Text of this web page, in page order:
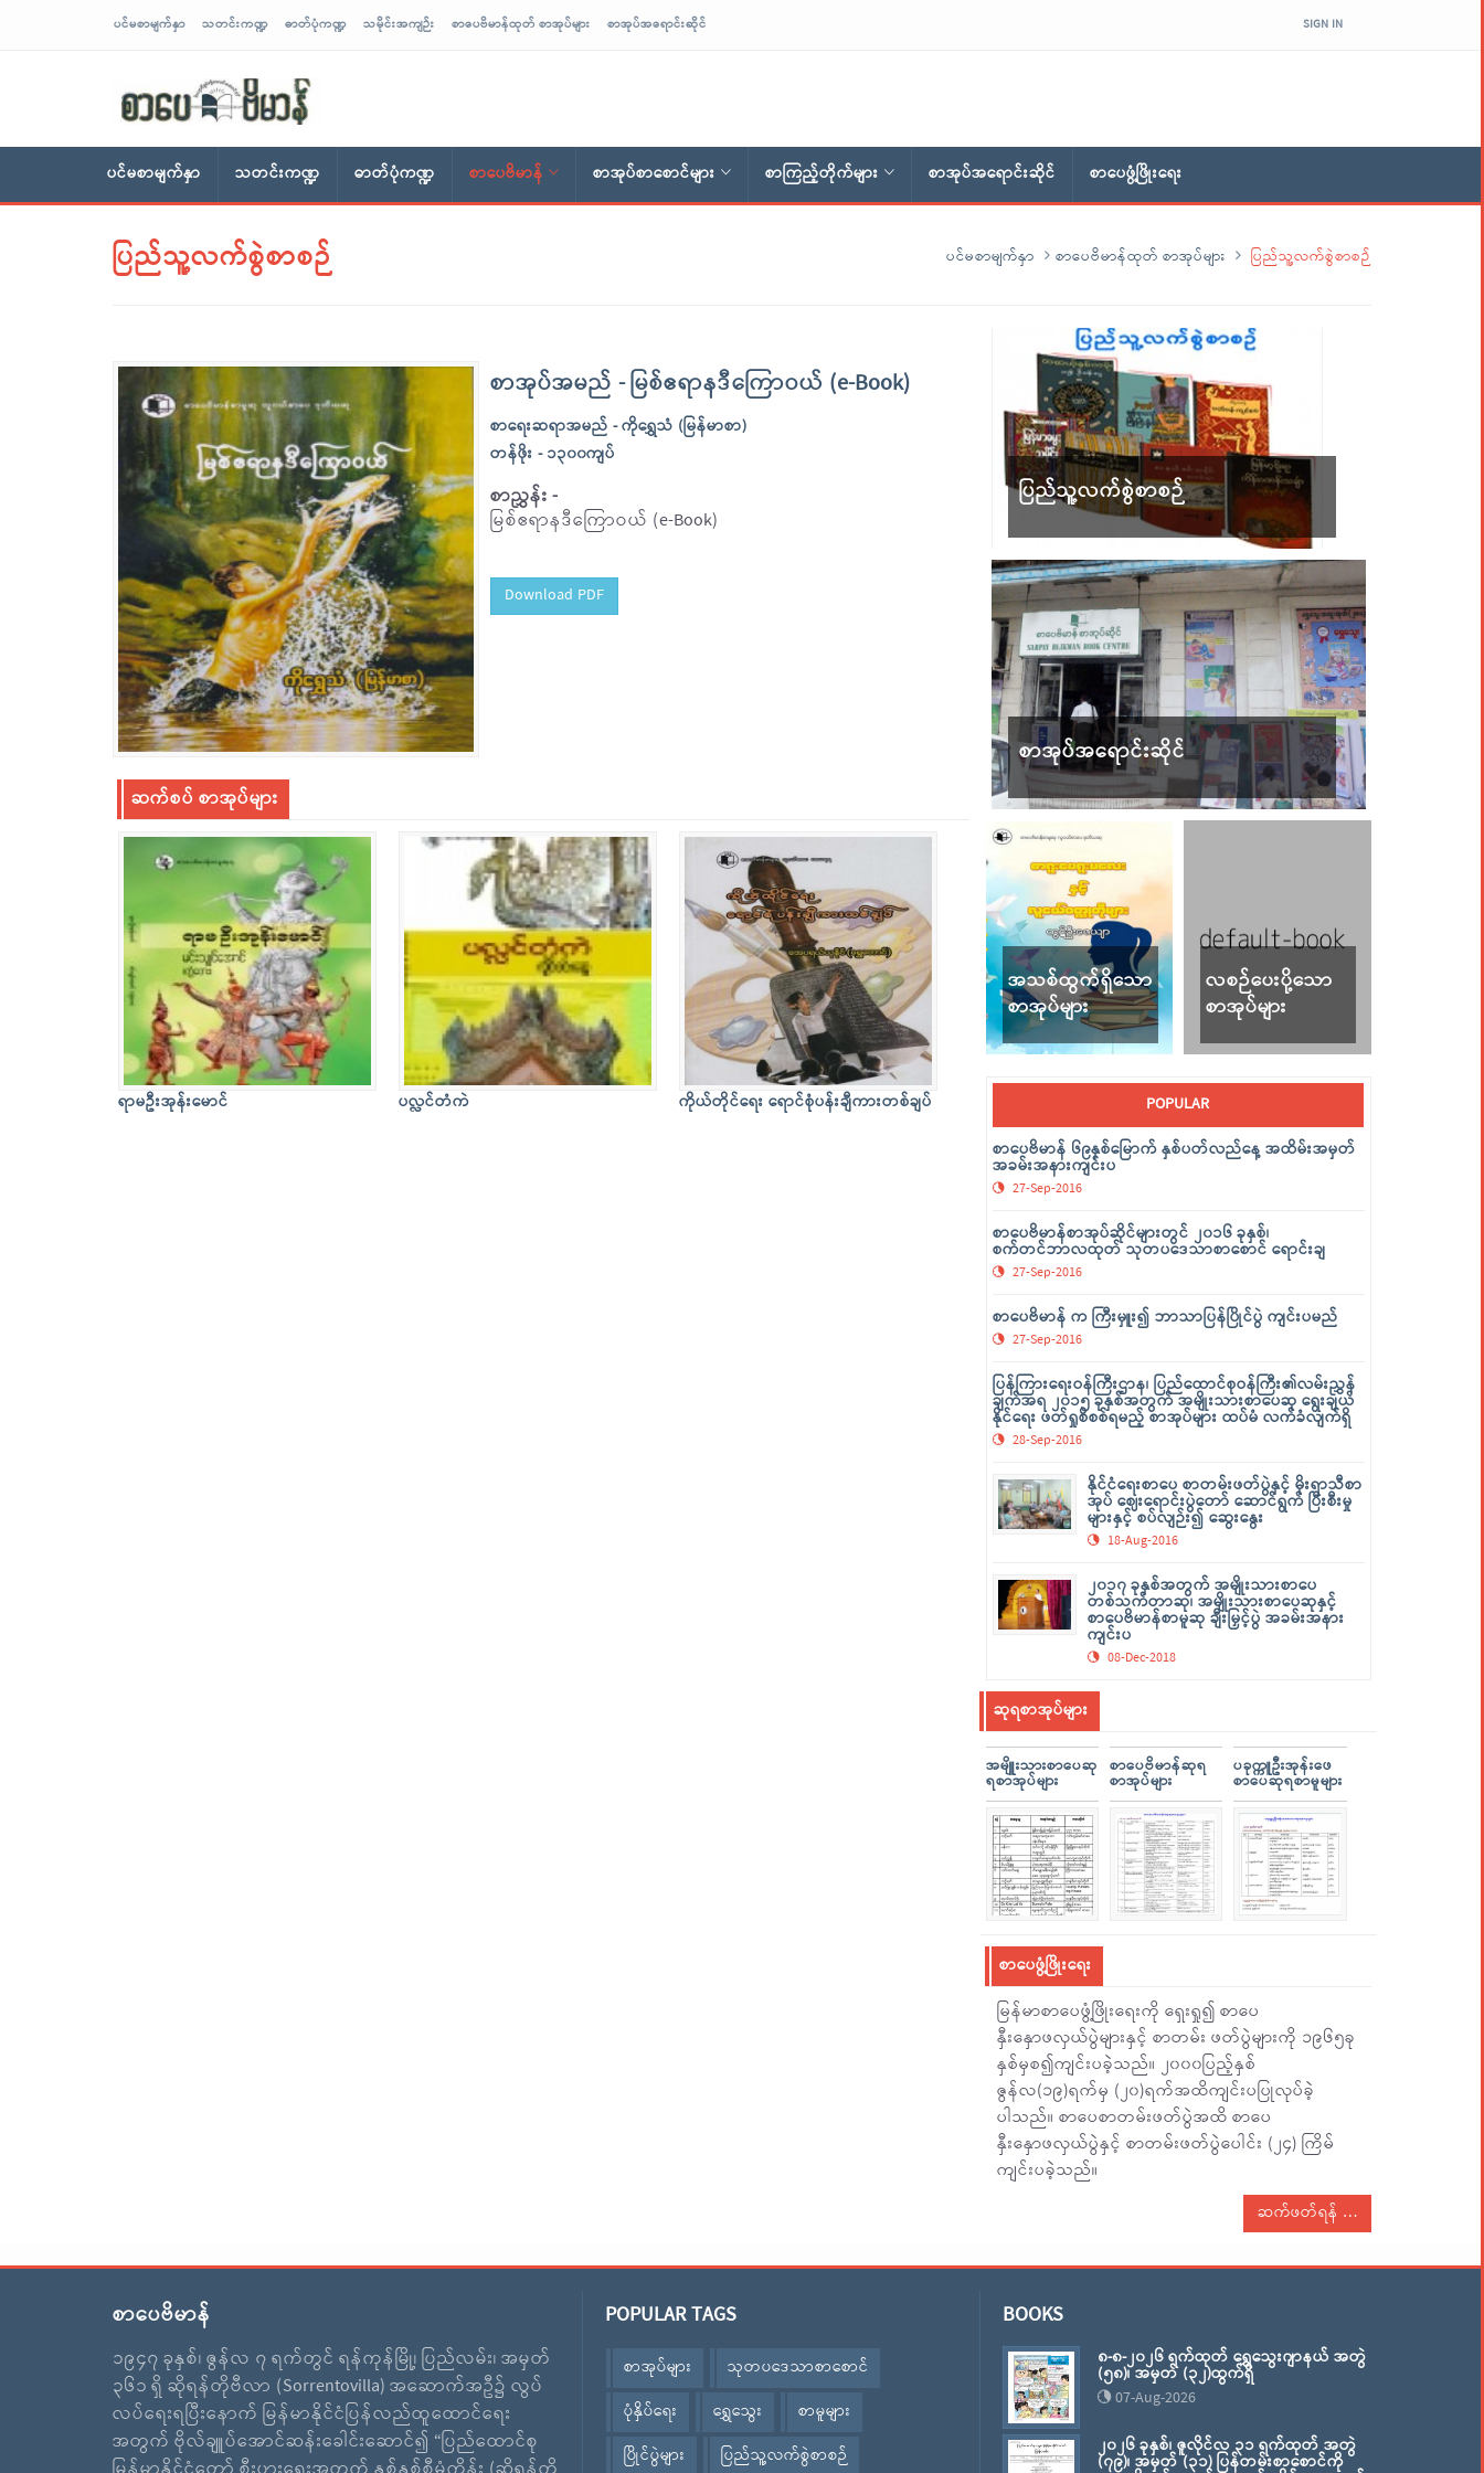
ပင်မစာမျက်နှာ သတင်းကဏ္ဍ ဓာတ်ပုံကဏ္ဍ သမိုင်းအကျဉ်း စာပေဗိမာန်ထုတ် စာအုပ်များ စာအုပ်အရောင်းဆိုင် SIGN IN
ပင်မစာမျက်နှာ သတင်းကဏ္ဍ ဓာတ်ပုံကဏ္ဍ စာပေဗိမာန် စာအုပ်စာစောင်များ စာကြည့်တိုက်များ စာအုပ်အရောင်းဆိုင် စာပေဖွံ့ဖြိုးရေး
ပြည်သူ့လက်စွဲစာစဉ် ပင်မစာမျက်နှာ စာပေဗိမာန်ထုတ် စာအုပ်များ ပြည်သူ့လက်စွဲစာစဉ်
စာအုပ်အမည် - မြစ်ဧရာနဒီကြောဝယ် (e-Book)
စာရေးဆရာအမည် - ကိုရွှေသံ (မြန်မာစာ)
တန်ဖိုး - ၁၃၀၀ကျပ်
စာညွှန်း -
မြစ်ဧရာနဒီကြောဝယ် (e-Book)
Download PDF
ဆက်စပ် စာအုပ်များ
ရာမဦးအုန်းမောင် ပလ္လင်တံကဲ ကိုယ်တိုင်ရေး ရောင်စုံပန်းချီကားတစ်ချပ်
ပြည်သူ့လက်စွဲစာစဉ်
စာအုပ်အရောင်းဆိုင်
အသစ်ထွက်ရှိသော
စာအုပ်များ
လစဉ်ပေးပို့သော
စာအုပ်များ
POPULAR
စာပေဗိမာန် ၆၉နှစ်မြောက် နှစ်ပတ်လည်နေ့ အထိမ်းအမှတ်
အခမ်းအနားကျင်းပ
27-Sep-2016
စာပေဗိမာန်စာအုပ်ဆိုင်များတွင် ၂၀၁၆ ခုနှစ်၊
စက်တင်ဘာလထုတ် သုတပဒေသာစာစောင် ရောင်းချ
27-Sep-2016
စာပေဗိမာန် က ကြီးမှူး၍ ဘာသာပြန်ပြိုင်ပွဲ ကျင်းပမည်
27-Sep-2016
ပြန်ကြားရေးဝန်ကြီးဌာန၊ ပြည်ထောင်စုဝန်ကြီး၏လမ်းညွှန်
ချက်အရ ၂၀၁၅ ခုနှစ်အတွက် အမျိုးသားစာပေဆု ရွေးချယ်
နိုင်ရေး ဖတ်ရှုစိစစ်ရမည့် စာအုပ်များ ထပ်မံ လက်ခံလျက်ရှိ
28-Sep-2016
နိုင်ငံရေးစာပေ စာတမ်းဖတ်ပွဲနှင့် မိုးရာသီစာ
အုပ် ဈေးရောင်းပွဲတော် ဆောင်ရွက် ပြီးစီးမှု
များနှင့် စပ်လျဉ်း၍ ဆွေးနွေး
18-Aug-2016
၂၀၁၇ ခုနှစ်အတွက် အမျိုးသားစာပေ
တစ်သက်တာဆု၊ အမျိုးသားစာပေဆုနှင့်
စာပေဗိမာန်စာမူဆု ချီးမြှင့်ပွဲ အခမ်းအနား
ကျင်းပ
08-Dec-2018
ဆုရစာအုပ်များ
အမျိူးသားစာပေဆု
ရစာအုပ်များ
စာပေဗိမာန်ဆုရ
စာအုပ်များ
ပခုက္ကူဦးအုန်းဖေ
စာပေဆုရစာမူများ
စာပေဖွံ့ဖြိုးရေး
မြန်မာစာပေဖွံ့ဖြိုးရေးကို ရှေးရှု၍ စာပေ
နှီးနှောဖလှယ်ပွဲများနှင့် စာတမ်း ဖတ်ပွဲများကို ၁၉၆၅ခု
နှစ်မှစ၍ကျင်းပခဲ့သည်။ ၂၀၀၀ပြည့်နှစ်
ဇွန်လ(၁၉)ရက်မှ (၂၀)ရက်အထိကျင်းပပြုလုပ်ခဲ့
ပါသည်။ စာပေစာတမ်းဖတ်ပွဲအထိ စာပေ
နှီးနှောဖလှယ်ပွဲနှင့် စာတမ်းဖတ်ပွဲပေါင်း (၂၄) ကြိမ်
ကျင်းပခဲ့သည်။
ဆက်ဖတ်ရန်
စာပေဗိမာန်
၁၉၄၇ ခုနှစ်၊ ဇွန်လ ၇ ရက်တွင် ရန်ကုန်မြို့၊ ပြည်လမ်း၊ အမှတ်
၃၆၁ ရှိ ဆိုရန်တိုဗီလာ (Sorrentovilla) အဆောက်အဦ၌ လွပ်
လပ်ရေးရပြီးနောက် မြန်မာနိုင်ငံပြန်လည်ထူထောင်ရေး
အတွက် ဗိုလ်ချူပ်အောင်ဆန်းခေါင်းဆောင်၍ “ပြည်ထောင်စု
POPULAR TAGS
စာအုပ်များ
သုတပဒေသာစာစောင်
ပုံနှိပ်ရေး
ရွှေသွေး
စာမူများ
ပြိုင်ပွဲများ
ပြည်သူ့လက်စွဲစာစဉ်
BOOKS
၈-၈-၂၀၂၆ ရက်ထုတ် ရွှေသွေးဂျာနယ် အတွဲ
(၅၈)၊ အမှတ် (၃၂)ထွက်ရှိ
07-Aug-2026
၂၀၂၆ ခုနှစ်၊ ဇူလိုင်လ ၃၁ ရက်ထုတ် အတွဲ
(၇၉)၊ အမှတ် (၃၁) ပြန်တမ်းစာစောင်ကို